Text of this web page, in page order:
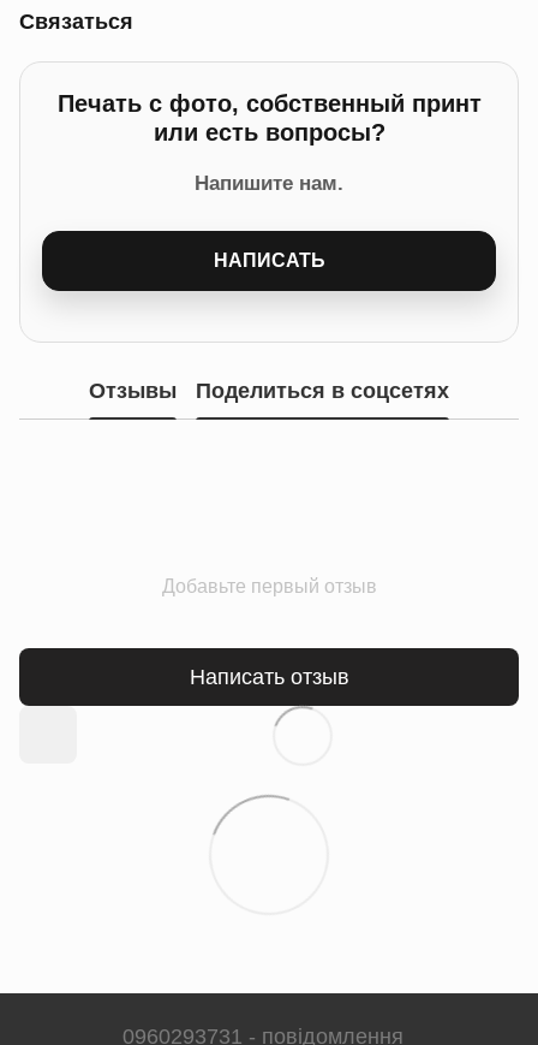
Связаться
Печать с фото, собственный принт
или есть вопросы?
Напишите нам.
НАПИСАТЬ
Отзывы Поделиться в соцсетях
Добавьте первый отзыв
Написать отзыв
0960293731 - повідомлення